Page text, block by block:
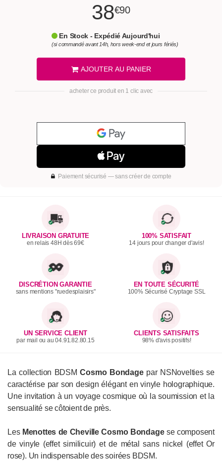
38€90
En Stock - Expédié Aujourd'hui
(si commandé avant 14h, hors week-end et jours fériés)
AJOUTER AU PANIER
acheter ce produit en 1 clic avec
Paiement sécurisé — sans créer de compte
LIVRAISON GRATUITE
en relais 48H dès 69€
100% SATISFAIT
14 jours pour changer d'avis!
DISCRÉTION GARANTIE
sans mentions "ruedesplaisirs"
EN TOUTE SÉCURITÉ
100% Sécurisé Cryptage SSL
UN SERVICE CLIENT
par mail ou au 04.91.82.80.15
CLIENTS SATISFAITS
98% d'avis positifs!
La collection BDSMCosmo Bondagepar NSNovelties se
caractérise par son design élégant en vinyle holographique.
Une invitation à un voyage cosmique où la soumission et la
sensualité se côtoient de près.
Les Menottes de ChevilleCosmo Bondagese composent
de vinyle (effet similicuir) et de métal sans nickel (effet Or
rose). Un indispensable des soirées BDSM.